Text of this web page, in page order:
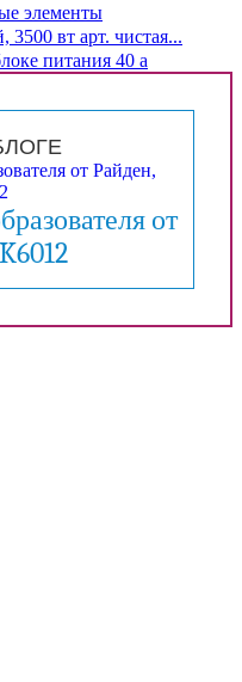
элементы
вт арт. чистая...
питания 40 а
от